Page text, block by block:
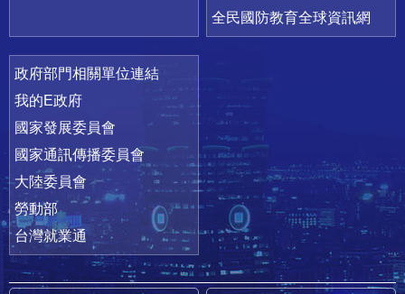
全民國防教育全球資訊網
政府部門相關單位連結
我的E政府
國家發展委員會
國家通訊傳播委員會
大陸委員會
勞動部
台灣就業通